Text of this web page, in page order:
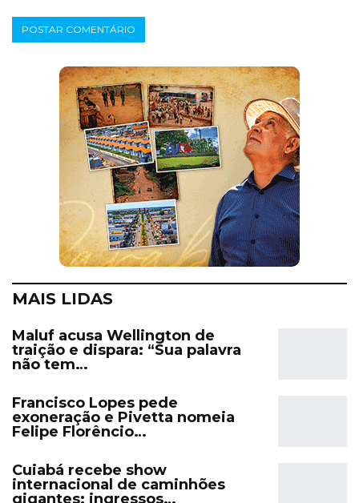
MAIS LIDAS
Maluf acusa Wellington de
traição e dispara: “Sua palavra
não tem…
Francisco Lopes pede
exoneração e Pivetta nomeia
Felipe Florêncio…
Cuiabá recebe show
internacional de caminhões
gigantes; ingressos…